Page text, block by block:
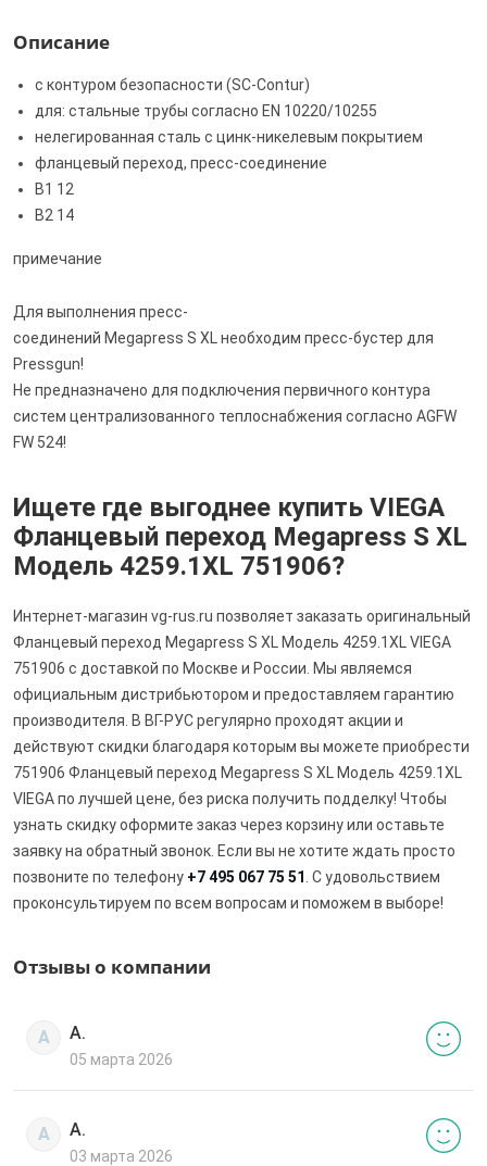
Описание
с контуром безопасности (SC‑Contur)
для: стальные трубы согласно EN 10220/10255
нелегированная сталь с цинк-никелевым покрытием
фланцевый переход, пресс-соединение
B1 12
B2 14
примечание
Для выполнения пресс-
соединений Megapress S XL необходим пресс-бустер для
Pressgun!
Не предназначено для подключения первичного контура
систем централизованного теплоснабжения согласно AGFW
FW 524!
Ищете где выгоднее купить VIEGA
Фланцевый переход Megapress S XL
Модель 4259.1XL 751906?
Интернет-магазин vg-rus.ru позволяет заказать оригинальный
Фланцевый переход Megapress S XL Модель 4259.1XL VIEGA
751906 с доставкой по Москве и России. Мы являемся
официальным дистрибьютором и предоставляем гарантию
производителя. В ВГ-РУС регулярно проходят акции и
действуют скидки благодаря которым вы можете приобрести
751906 Фланцевый переход Megapress S XL Модель 4259.1XL
VIEGA по лучшей цене, без риска получить подделку! Чтобы
узнать скидку оформите заказ через корзину или оставьте
заявку на обратный звонок. Если вы не хотите ждать просто
позвоните по телефону +7 495 067 75 51 . С удовольствием
проконсультируем по всем вопросам и поможем в выборе!
Отзывы о компании
А А.
05 марта 2026
А А.
03 марта 2026